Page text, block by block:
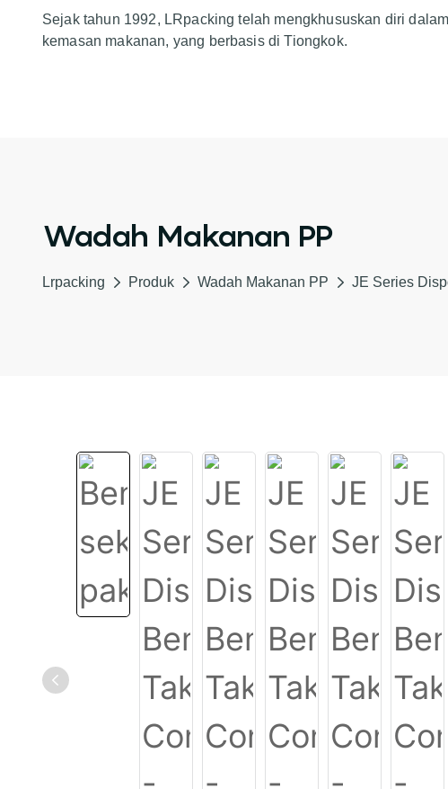
Sejak tahun 1992, LRpacking telah mengkhususkan diri
kemasan makanan, yang berbasis di Tiongkok.
Wadah Makanan PP
Lrpacking Produk Wadah Makanan PP JE Series